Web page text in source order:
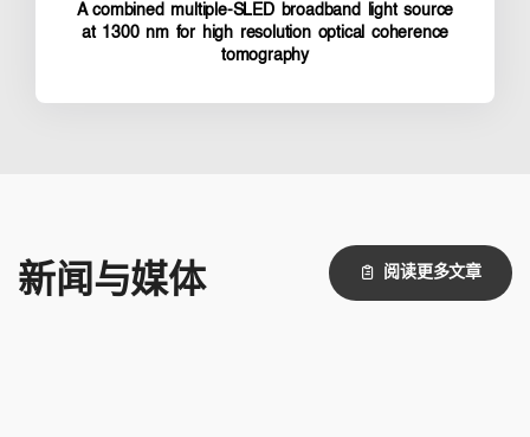
A combined multiple-SLED broadband light source
at 1300 nm for high resolution optical coherence
tomography
新闻与媒体 阅读更多文章